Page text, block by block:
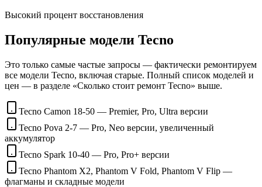
Высокий процент восстановления
Популярные модели Tecno
Это только самые частые запросы — фактически ремонтируем
все модели Tecno, включая старые. Полный список моделей и
цен — в разделе «Сколько стоит ремонт Tecno» выше.
Tecno Camon 18-50 — Premier, Pro, Ultra версии
Tecno Pova 2-7 — Pro, Neo версии, увеличенный
аккумулятор
Tecno Spark 10-40 — Pro, Pro+ версии
Tecno Phantom X2, Phantom V Fold, Phantom V Flip —
флагманы и складные модели